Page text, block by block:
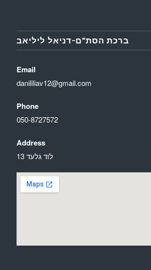
ברכת הסת”ם-דניאל ליליאב
Email
danililiav12@gmail.com
Phone
050-8727572
Address
לוד גלעד 13